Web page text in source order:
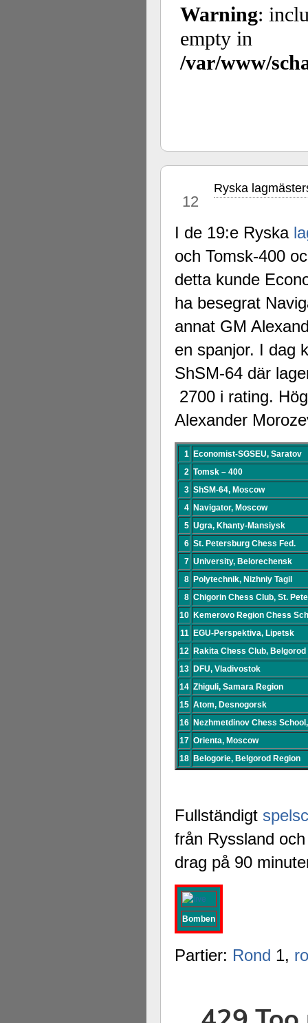
12
Ryska
I de 19:e Ryska
och Tomsk-400
detta kunde
ha besegrat
annat GM
en spanjor. I dag
ShSM-64 där
2700 i rating.
Alexander
1 Economist-SGSEU, Saratov
2 Tomsk – 400
3 ShSM-64, Moscow
4 Navigator, Moscow
5 Ugra, Khanty-Mansiysk
6 St. Petersburg Chess Fed.
7 University, Belorechensk
8 Polytechnik, Nizhniy Tagil
8 Chigorin Chess Club, St.
10 Kemerovo Region Chess
11 EGU-Perspektiva, Lipetsk
12 Rakita Chess Club, Belgorod
13 DFU, Vladivostok
14 Zhiguli, Samara Region
15 Atom, Desnogorsk
16 Nezhmetdinov Chess
17 Orienta, Moscow
18 Belogorie, Belgorod Region
Fullständigt
från Ryssland
drag på 90
Bomben
Partier: Rond 1,